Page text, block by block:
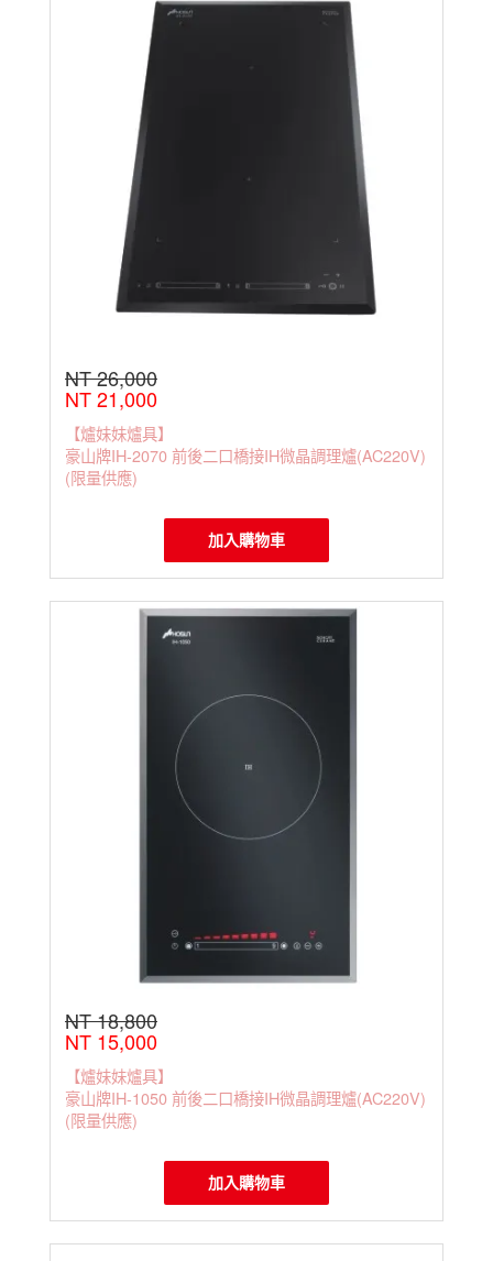
NT 26,000
NT 21,000
【爐妹妹爐具】
豪山牌IH-2070 前後二口橋接IH微晶調理爐(AC220V)
(限量供應)
加入購物車
NT 18,800
NT 15,000
【爐妹妹爐具】
豪山牌IH-1050 前後二口橋接IH微晶調理爐(AC220V)
(限量供應)
加入購物車